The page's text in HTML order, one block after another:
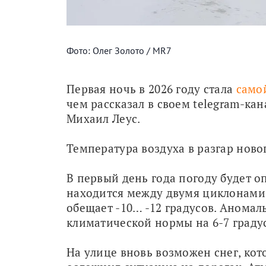
Фото: Олег Золото / MR7
Первая ночь в 2026 году стала
чем рассказал в своем telegram-
Михаил Леус.
Температура воздуха в разгар
В первый день года погоду будет
находится между двумя
обещает -10… -12 градусов.
климатической нормы на 6-7
На улице вновь возможен снег,